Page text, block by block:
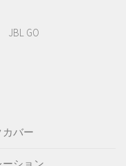
GO
カバー